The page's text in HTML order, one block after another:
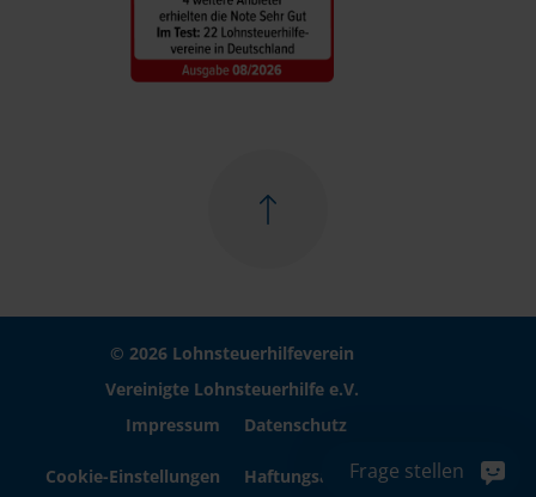
© 2026 Lohnsteuerhilfeverein
Vereinigte Lohnsteuerhilfe e.V.
Impressum
Datenschutz
Cookie-Einstellungen HaftungsausschlussFrage stellen